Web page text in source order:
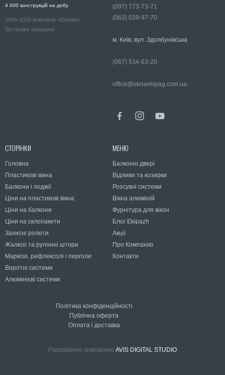
4 000 конструкцій на добу
2006-2026 Компанія «Екіпаж»
Всі права захищені
СТОРІНКИ
Головна
Пластикові вікна
Балкони і лоджії
Ціни на пластикові вікна
Ціни на балкони
Ціни на склопакети
Захисні ролети
Жалюзі та рулонні штори
Маркізи, рефлексолі і перголи
Воротні системи
Алюмінієві системи
МЕНЮ
Балконні двері
Відливи та козирки
Розсувні системи
Вікна алюміній
Фурнітура для вікон
Блог Ekipazh
Акції
Про Компанію
Контакти
(097) 773-73-71
(063) 039-97-70
м. Київ, вул. Здолбунівська
(067) 534-63-20
office@oknaekipag.com.ua
Політика конфіденційності
Публічна оферта
Оплата і доставка
Разраблено компанією AVIS DIGITAL STUDIO